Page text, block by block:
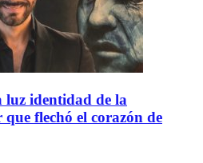
luz identidad de la
flechó el corazón de